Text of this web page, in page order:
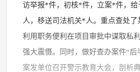
访举报*件，初核*件，立案*件，给
人，移送司法机关*人。重点查处了
利用职务便利在项目审批中谋取私
强大震慑。同时，做好查办案件“后
案发单位召开警示教育大会，剖析